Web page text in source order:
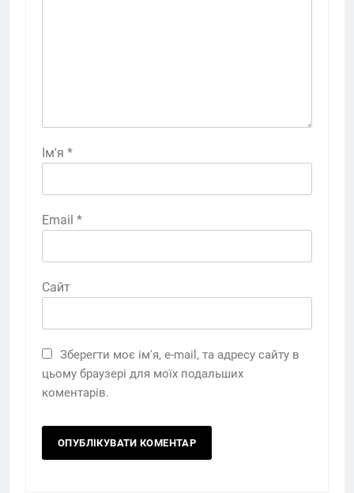
Ім'я *
Email *
Сайт
Зберегти моє ім'я, e-mail, та адресу сайту в
цьому браузері для моїх подальших
коментарів.